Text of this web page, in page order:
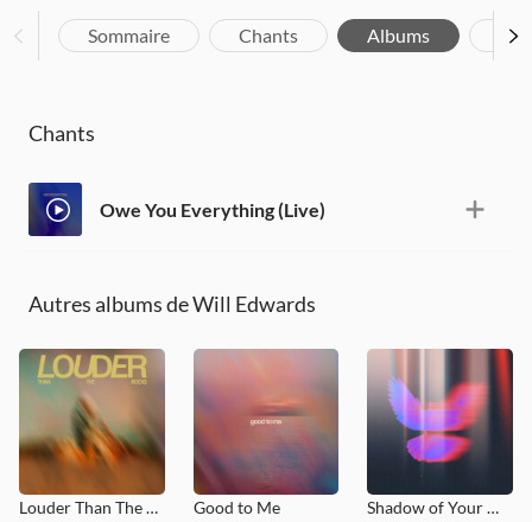
Sommaire Chants Albums
Chants
Owe You Everything (Live)
Autres albums de Will Edwards
Louder Than The Rocks Good to Me Shadow of Your Wings